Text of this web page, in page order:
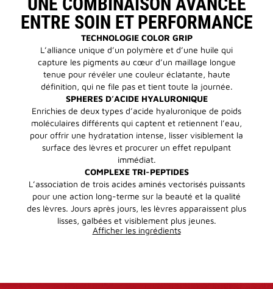
ENTRE SOIN ET PERFORMANCE
TECHNOLOGIE COLOR GRIP
L’alliance unique d’un polymère et d’une huile qui
capture les pigments au cœur d’un maillage longue
tenue pour révéler une couleur éclatante, haute
définition, qui ne file pas et tient toute la journée.
SPHERES D’ACIDE HYALURONIQUE
Enrichies de deux types d’acide hyaluronique de poids
moléculaires différents qui captent et retiennent l’eau,
pour offrir une hydratation intense, lisser visiblement la
surface des lèvres et procurer un effet repulpant
immédiat.
COMPLEXE TRI-PEPTIDES
L’association de trois acides aminés vectorisés puissants
pour une action long-terme sur la beauté et la qualité
des lèvres. Jours après jours, les lèvres apparaissent plus
lisses, galbées et visiblement plus jeunes.
Afficher les ingrédients